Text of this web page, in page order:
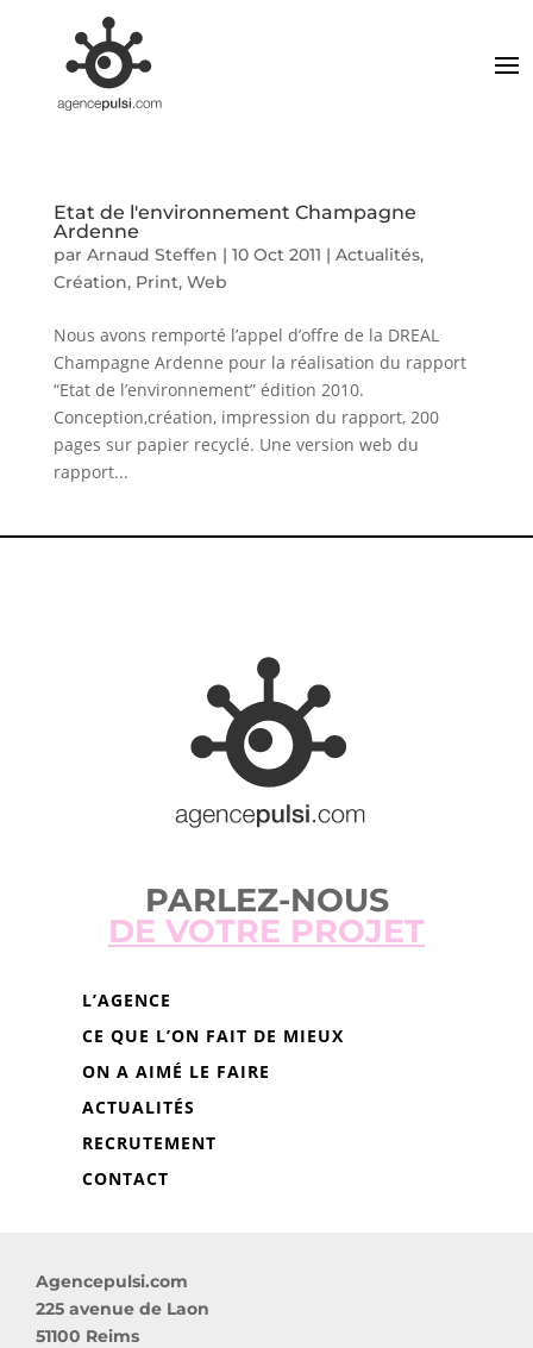
Etat de l'environnement Champagne
Ardenne
par Arnaud Steffen | 10 Oct 2011 | Actualités,
Création, Print, Web
Nous avons remporté l’appel d’offre de la DREAL
Champagne Ardenne pour la réalisation du rapport
“Etat de l’environnement” édition 2010.
Conception,création, impression du rapport, 200
pages sur papier recyclé. Une version web du
rapport...
PARLEZ-NOUS
DE VOTRE PROJET
L’AGENCE
CE QUE L’ON FAIT DE MIEUX
ON A AIMÉ LE FAIRE
ACTUALITÉS
RECRUTEMENT
CONTACT
Agencepulsi.com
225 avenue de Laon
51100 Reims